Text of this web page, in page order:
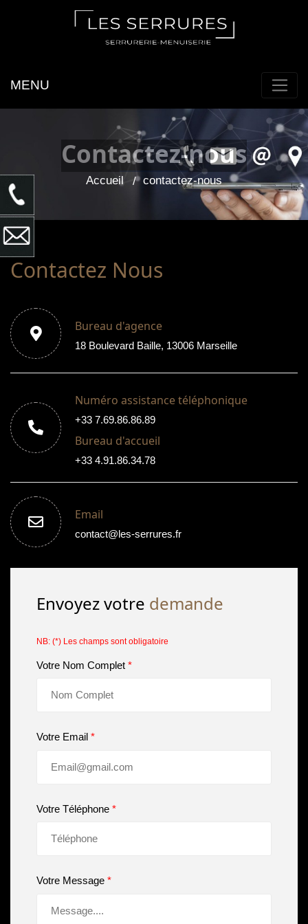
MENU
Contactez-nous
Accueil contactez-nous
Contactez Nous
Bureau d'agence
18 Boulevard Baille, 13006 Marseille
Numéro assistance téléphonique
+33 7.69.86.86.89
Bureau d'accueil
+33 4.91.86.34.78
Email
contact@les-serrures.fr
Envoyez votre demande
NB: (*) Les champs sont obligatoire
Votre Nom Complet *
Votre Email *
Votre Téléphone *
Votre Message *